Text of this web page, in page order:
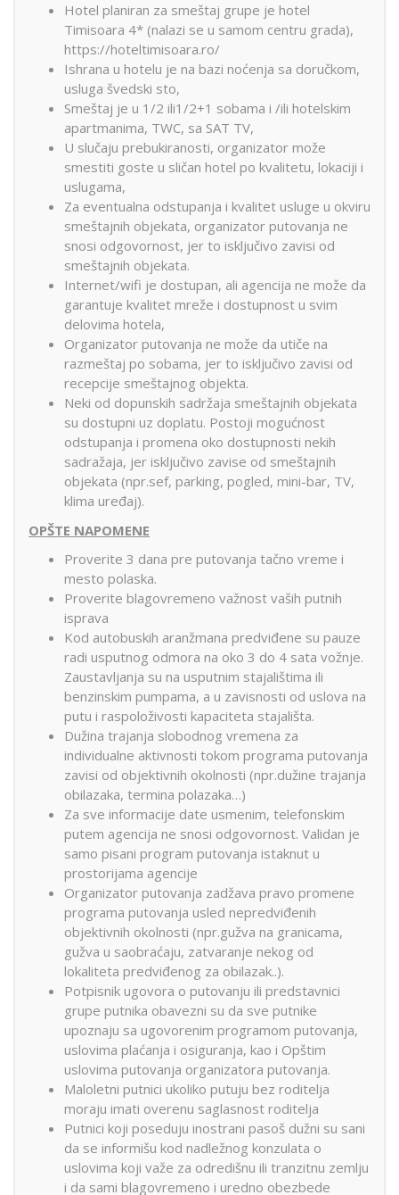
Hotel planiran za smeštaj grupe je hotel
Timisoara 4* (nalazi se u samom centru grada),
https://hoteltimisoara.ro/
Ishrana u hotelu je na bazi noćenja sa doručkom,
usluga švedski sto,
Smeštaj je u 1/2 ili1/2+1 sobama i /ili hotelskim
apartmanima, TWC, sa SAT TV,
U slučaju prebukiranosti, organizator može
smestiti goste u sličan hotel po kvalitetu, lokaciji i
uslugama,
Za eventualna odstupanja i kvalitet usluge u okviru
smeštajnih objekata, organizator putovanja ne
snosi odgovornost, jer to isključivo zavisi od
smeštajnih objekata.
Internet/wifi je dostupan, ali agencija ne može da
garantuje kvalitet mreže i dostupnost u svim
delovima hotela,
Organizator putovanja ne može da utiče na
razmeštaj po sobama, jer to isključivo zavisi od
recepcije smeštajnog objekta.
Neki od dopunskih sadržaja smeštajnih objekata
su dostupni uz doplatu. Postoji mogućnost
odstupanja i promena oko dostupnosti nekih
sadražaja, jer isključivo zavise od smeštajnih
objekata (npr.sef, parking, pogled, mini-bar, TV,
klima uređaj).
OPŠTE NAPOMENE
Proverite 3 dana pre putovanja tačno vreme i
mesto polaska.
Proverite blagovremeno važnost vaših putnih
isprava
Kod autobuskih aranžmana predviđene su pauze
radi usputnog odmora na oko 3 do 4 sata vožnje.
Zaustavljanja su na usputnim stajalištima ili
benzinskim pumpama, a u zavisnosti od uslova na
putu i raspoloživosti kapaciteta stajališta.
Dužina trajanja slobodnog vremena za
individualne aktivnosti tokom programa putovanja
zavisi od objektivnih okolnosti (npr.dužine trajanja
obilazaka, termina polazaka…)
Za sve informacije date usmenim, telefonskim
putem agencija ne snosi odgovornost. Validan je
samo pisani program putovanja istaknut u
prostorijama agencije
Organizator putovanja zadžava pravo promene
programa putovanja usled nepredviđenih
objektivnih okolnosti (npr.gužva na granicama,
gužva u saobraćaju, zatvaranje nekog od
lokaliteta predviđenog za obilazak..).
Potpisnik ugovora o putovanju ili predstavnici
grupe putnika obavezni su da sve putnike
upoznaju sa ugovorenim programom putovanja,
uslovima plaćanja i osiguranja, kao i Opštim
uslovima putovanja organizatora putovanja.
Maloletni putnici ukoliko putuju bez roditelja
moraju imati overenu saglasnost roditelja
Putnici koji poseduju inostrani pasoš dužni su sani
da se informišu kod nadležnog konzulata o
uslovima koji važe za odredišnu ili tranzitnu zemlju
i da sami blagovremeno i uredno obezbede